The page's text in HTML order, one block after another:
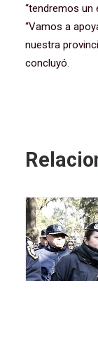
“tendremos un
“Vamos a
nuestra
concluyó.